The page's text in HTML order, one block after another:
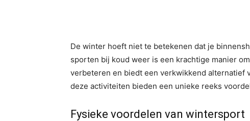
De winter hoeft niet te betekenen dat je
sporten bij koud weer is een krachtige manier
verbeteren en biedt een verkwikkend alternatief
deze activiteiten bieden een unieke reeks
Fysieke voordelen van wintersport